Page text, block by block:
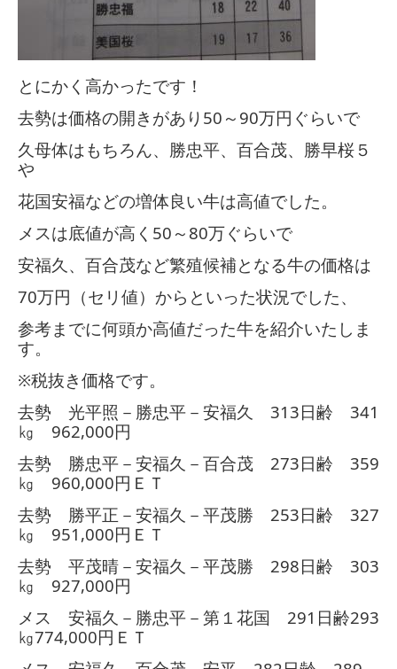
とにかく高かったです！
去勢は価格の開きがあり 50 ～ 90万円ぐらいで
久母体はもちろん、勝忠平、百合茂、勝早桜５
や
花国安福などの増体良い牛は高値でした。
メスは底値が高く 50 ～ 80万ぐらいで
安福久、百合茂など繁殖候補となる牛の価格は
70万円（セリ値）からといった状況でした、
参考までに何頭か高値だった牛を紹介いたしま
す。
※税抜き価格です。
去勢 光平照－勝忠平－安福久 313日齢 341
㎏ 962,000円
去勢 勝忠平－安福久－百合茂 273日齢 359
㎏ 960,000円ＥＴ
去勢 勝平正－安福久－平茂勝 253日齢 327
㎏ 951,000円ＥＴ
去勢 平茂晴－安福久－平茂勝 298日齢 303
㎏ 927,000円
メス 安福久－勝忠平－第１花国 291 日齢293
㎏774,000円ＥＴ